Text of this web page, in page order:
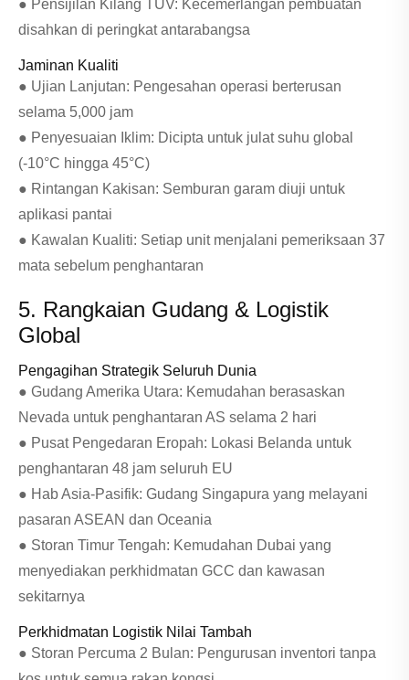
● Pensijilan Kilang TUV: Kecemerlangan pembuatan
disahkan di peringkat antarabangsa
Jaminan Kualiti
● Ujian Lanjutan: Pengesahan operasi berterusan
selama 5,000 jam
● Penyesuaian Iklim: Dicipta untuk julat suhu global
(-10°C hingga 45°C)
● Rintangan Kakisan: Semburan garam diuji untuk
aplikasi pantai
● Kawalan Kualiti: Setiap unit menjalani pemeriksaan 37
mata sebelum penghantaran
5. Rangkaian Gudang & Logistik
Global
Pengagihan Strategik Seluruh Dunia
● Gudang Amerika Utara: Kemudahan berasaskan
Nevada untuk penghantaran AS selama 2 hari
● Pusat Pengedaran Eropah: Lokasi Belanda untuk
penghantaran 48 jam seluruh EU
● Hab Asia-Pasifik: Gudang Singapura yang melayani
pasaran ASEAN dan Oceania
● Storan Timur Tengah: Kemudahan Dubai yang
menyediakan perkhidmatan GCC dan kawasan
sekitarnya
Perkhidmatan Logistik Nilai Tambah
● Storan Percuma 2 Bulan: Pengurusan inventori tanpa